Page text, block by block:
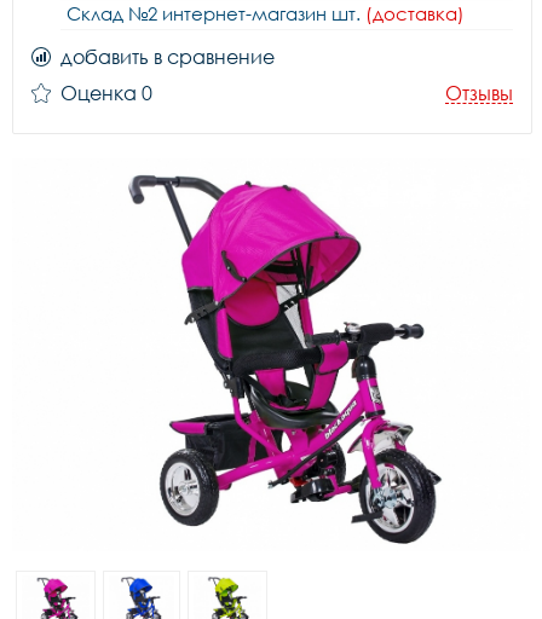
Склад №2 интернет-магазин шт. (доставка)
добавить в сравнение
Оценка 0
Отзывы